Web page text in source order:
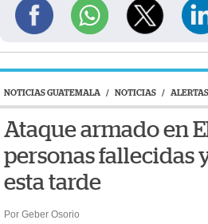
NOTICIAS GUATEMALA / NOTICIAS / ALERTAS
Ataque armado en
personas fallecidas
esta tarde
Por Geber Osorio